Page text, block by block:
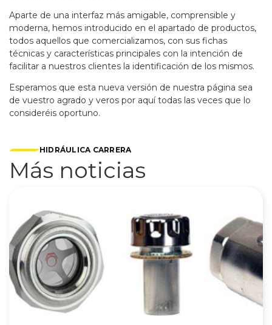
Aparte de una interfaz más amigable, comprensible y
moderna, hemos introducido en el apartado de productos,
todos aquellos que comercializamos, con sus fichas
técnicas y características principales con la intención de
facilitar a nuestros clientes la identificación de los mismos.
Esperamos que esta nueva versión de nuestra página sea
de vuestro agrado y veros por aquí todas las veces que lo
consideréis oportuno.
HIDRÁULICA CARRERA
Más noticias